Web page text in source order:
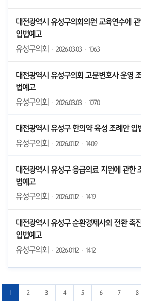
대전광역시 유성구의회의원 교육연수에
입법예고
유성구의회
· 2026.03.03 · 1063
대전광역시 유성구의회 고문변호사 운영
법예고
유성구의회
· 2026.03.03 · 1070
대전광역시 유성구 한의약 육성 조례안 입
유성구의회
· 2026.01.12 · 1409
대전광역시 유성구 응급의료 지원에 관한
법예고
유성구의회
· 2026.01.12 · 1419
대전광역시 유성구 순환경제사회 전환 촉
입법예고
유성구의회
· 2026.01.12 · 1412
1 2 3 4 5 6 7 8